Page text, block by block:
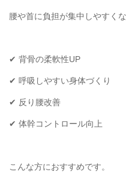
腰や首に負担が集中しやすくな
✔︎ 背骨の柔軟性UP
✔︎ 呼吸しやすい身体づくり
✔︎ 反り腰改善
✔︎ 体幹コントロール向上
こんな方におすすめです。